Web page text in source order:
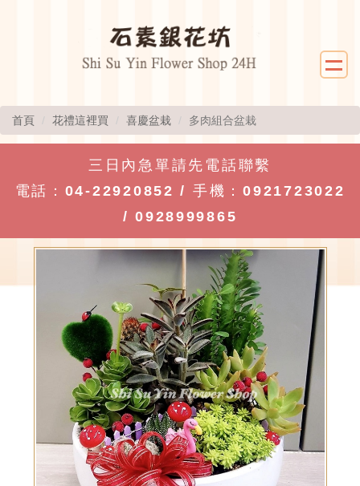
首頁 花禮這裡買 喜慶盆栽 多肉組合盆栽
三日內急單請先電話聯繫
電話： 04-22920852 / 手機：0921723022
/0928999865